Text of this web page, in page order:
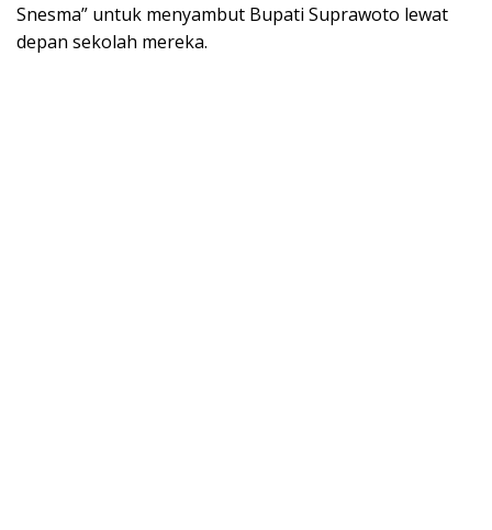
Snesma” untuk menyambut Bupati Suprawoto lewat
depan sekolah mereka.